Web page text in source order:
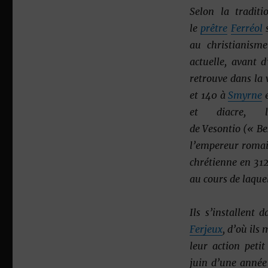
Selon la
le prêtre Ferréol
au
actuelle, avant
retrouve dans la
et 140 àSmyrne
et diacre,
deVesontio («
l’empereur
chrétienne en
au cours de
Ils s’installent
Ferjeux, d’où ils
leur action
juin d’une